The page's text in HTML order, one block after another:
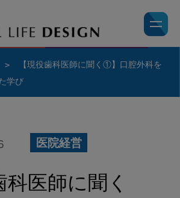
>
【現役歯科医師に聞く①】口腔外科を
学び
医院経営
科医師に聞く